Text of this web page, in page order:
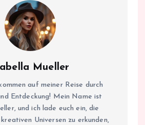
Mueller
auf meiner Reise durch
Entdeckung! Mein Name ist
und ich lade euch ein, die
Universen zu erkunden,